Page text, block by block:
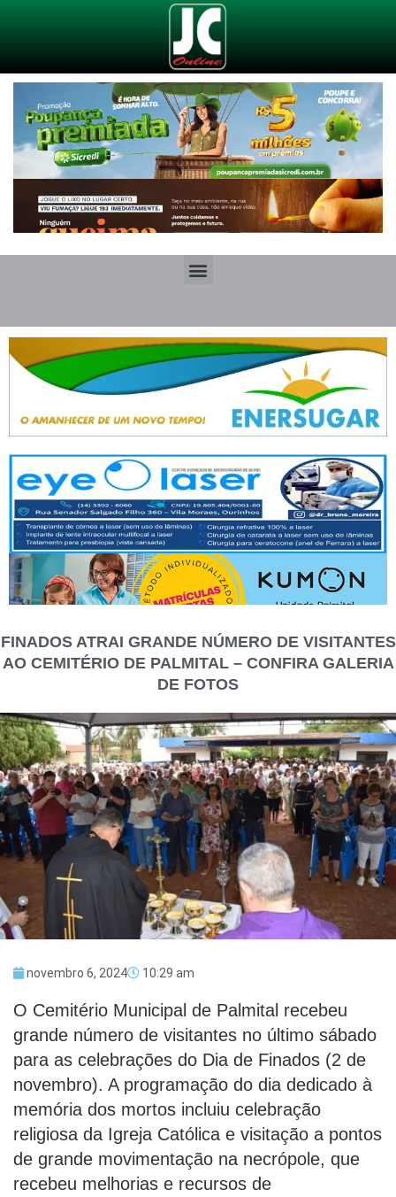
FINADOS ATRAI GRANDE NÚMERO DE VISITANTES
AO CEMITÉRIO DE PALMITAL – CONFIRA GALERIA
DE FOTOS
novembro 6, 2024 10:29 am
O Cemitério Municipal de Palmital recebeu
grande número de visitantes no último sábado
para as celebrações do Dia de Finados (2 de
novembro). A programação do dia dedicado à
memória dos mortos incluiu celebração
religiosa da Igreja Católica e visitação a pontos
de grande movimentação na necrópole, que
recebeu melhorias e recursos de